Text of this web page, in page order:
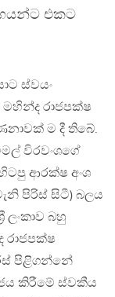
එකට
ස්වයං
රාජපක්ෂ
ම දී තිබේ.
විරවංශගේ
ආරක්ෂ අංශ
පිරිස් සිටී) බලය
ලංකාව බහු
රාජපක්ෂ
පිළිගන්නේ
කිරීමේ ස්වකීය